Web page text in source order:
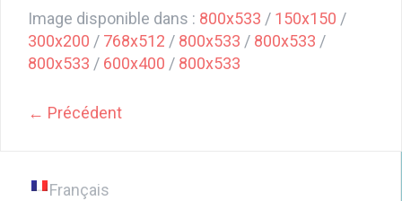
Image disponible dans : 800x533 / 150x150 /
300x200 / 768x512 / 800x533 / 800x533 /
800x533 / 600x400 / 800x533
← Précédent
Français